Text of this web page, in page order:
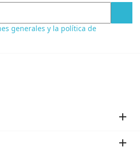
generales y la política de
add
add